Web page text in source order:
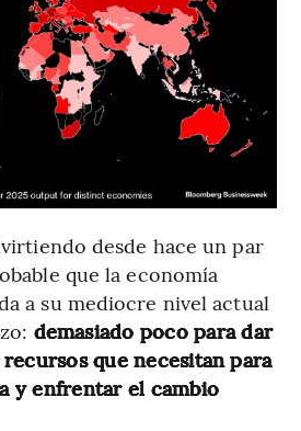
desde hace un par
que la economía
a su mediocre nivel actual
demasiado poco para dar
que necesitan para
y enfrentar el cambio